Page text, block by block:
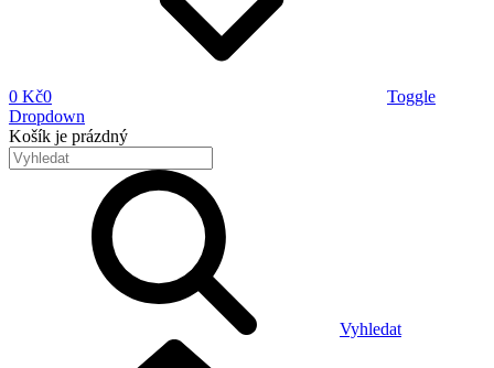
0 Kč0
Toggle
Dropdown
Košík je prázdný
Vyhledat